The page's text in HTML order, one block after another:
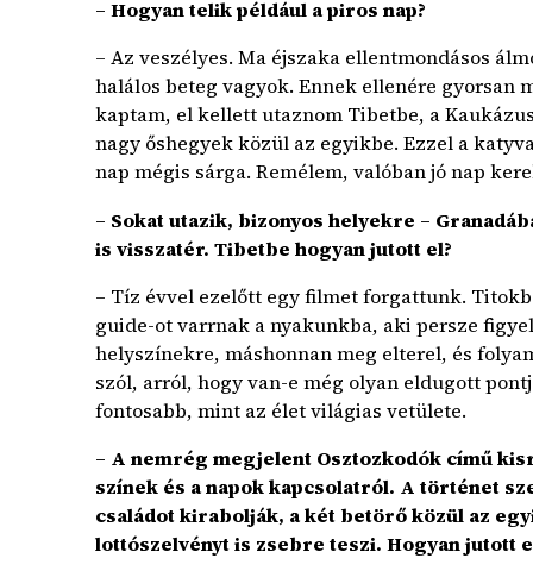
– Hogyan telik például a piros nap?
– Az veszélyes. Ma éjszaka ellentmondásos
halálos beteg vagyok. Ennek ellenére gyorsan
kaptam, el kellett utaznom Tibetbe, a
nagy őshegyek közül az egyikbe. Ezzel a
nap mégis sárga. Remélem, valóban jó nap
– Sokat utazik, bizonyos helyekre –
is visszatér. Tibetbe hogyan jutott el?
– Tíz évvel ezelőtt egy filmet forgattunk.
guide-ot varrnak a nyakunkba, aki persze
helyszínekre, máshonnan meg elterel, és
szól, arról, hogy van-e még olyan eldugott
fontosabb, mint az élet világias vetülete.
– A nemrég megjelent Osztozkodók című
színek és a napok kapcsolatról. A történet
családot kirabolják, a két betörő közül az
lottószelvényt is zsebre teszi. Hogyan jutott